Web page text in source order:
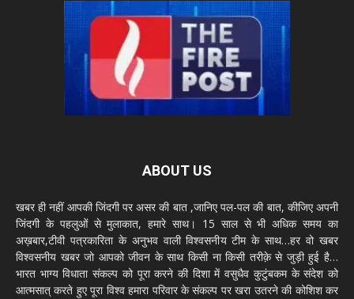
ABOUT US
खबर ही नहीं आपकी जिंदगी पर असर की बात ,जानिए पल-पल की बात, कीजिए अपनी
जिंदगी के पहलुओं से मुलाकात, हमारे साथ। 15 साल से भी अधिक समय का
अख़बार,टीवी पत्रकारिता के अनुभव वाली विश्वसनीय टीम के साथ…हर वो खबर
विश्वसनीय खबर जो आपको जीवन के साथ किसी ना किसी तरीक़े से जुड़ी हुई है…
भारत भाग्य विधाता संकल्प को पूरा करने की दिशा में वसुधैव कुटुंबकम के संदेश को
आत्मसात् करते हुए पूरा विश्व हमारा परिवार के संकल्प पर खरा उतरने की कोशिश कर